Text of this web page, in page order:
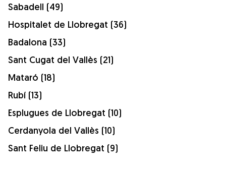
Sabadell (49)
Hospitalet de Llobregat (36)
Badalona (33)
Sant Cugat del Vallès (21)
Mataró (18)
Rubí (13)
Esplugues de Llobregat (10)
Cerdanyola del Vallès (10)
Sant Feliu de Llobregat (9)